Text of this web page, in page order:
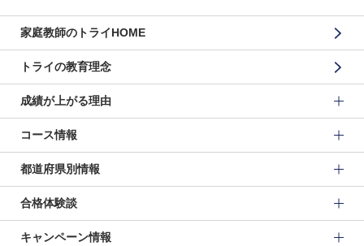
家庭教師のトライHOME
トライの教育理念
成績が上がる理由
コース情報
都道府県別情報
合格体験談
キャンペーン情報